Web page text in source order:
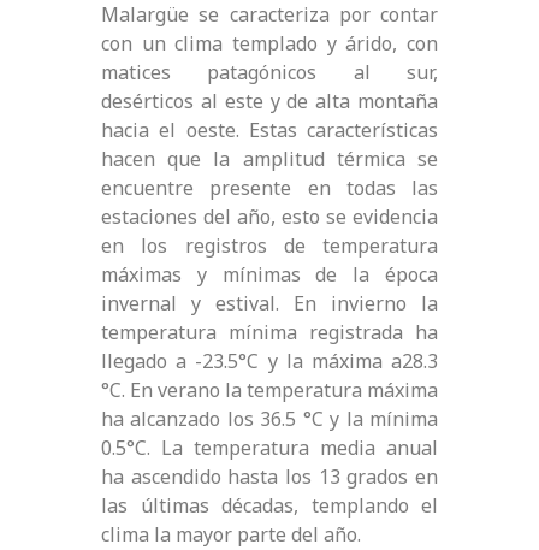
Malargüe se caracteriza por contar
con un clima templado y árido, con
matices patagónicos al sur,
desérticos al este y de alta montaña
hacia el oeste. Estas características
hacen que la amplitud térmica se
encuentre presente en todas las
estaciones del año, esto se evidencia
en los registros de temperatura
máximas y mínimas de la época
invernal y estival. En invierno la
temperatura mínima registrada ha
llegado a -23.5°C y la máxima a28.3
°C. En verano la temperatura máxima
ha alcanzado los 36.5 °C y la mínima
0.5°C. La temperatura media anual
ha ascendido hasta los 13 grados en
las últimas décadas, templando el
clima la mayor parte del año.